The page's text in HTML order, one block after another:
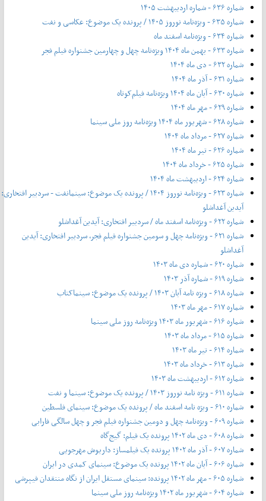
شماره ۶۳۶ - شماره اردیبهشت ۱۴۰۵
شماره ۶۳۵ - ویژه‌نامه نوروز ۱۴۰۵ / پرونده یک موضوع: عکاسی و نفت
شماره ۶۳۴ - ویژه‌نامه اسفند ماه
شماره ۶۳۳ - بهمن ماه ۱۴۰۴ ویژه‌نامه چهل‌ و‌ چهارمین جشنواره فیلم فجر
شماره ۶۳۲ - دی ماه ۱۴۰۴
شماره ۶۳۱ - آذر ماه ۱۴۰۴
شماره ۶۳۰ - آبان ماه ۱۴۰۴ ویژه‌نامه فیلم‌کوتاه
شماره ۶۲۹ - مهر ماه ۱۴۰۴
شماره ۶۲۸ - شهریور ماه ۱۴۰۴ ویژه‌نامه روز ملی سینما
شماره ۶۲۷ - مرداد ماه ۱۴۰۴
شماره ۶۲۶ - تیر ماه ۱۴۰۴
شماره ۶۲۵ - خرداد ماه ۱۴۰۴
شماره ۶۲۴ - اردیبهشت ماه ۱۴۰۴
شماره ۶۲۳ - ویژه‌نامه نوروز ۱۴۰۴ / پرونده یک موضوع: سینمانفت - سردبیر افتخاری:
آیدین آغداشلو
شماره ۶۲۲ - ویژه‌نامه اسفند ماه / سردبیر افتخاری: آیدین آغداشلو
شماره ۶۲۱ - ویژه‌نامه چهل‌ و‌ سومین جشنواره فیلم فجر، سردبیر افتخاری: آیدین
آغداشلو
شماره ۶۲۰ - شماره دی ماه ۱۴۰۳
شماره ۶۱۹ - شماره آذر ۱۴۰۳
شماره ۶۱۸ - ویژه نامه آبان ۱۴۰۳ / پرونده یک موضوع: سینماکتاب
شماره ۶۱۷ - مهر ماه ۱۴۰۳
شماره ۶۱۶ - شهریور ماه ۱۴۰۳ ویژه‌نامه روز ملی سینما
شماره ۶۱۵ - مرداد ماه ۱۴۰۳
شماره ۶۱۴ - تیر ماه ۱۴۰۳
شماره ۶۱۳ - خرداد ماه ۱۴۰۳
شماره ۶۱۲ - اردیبهشت ماه ۱۴۰۳
شماره ۶۱۱ - ویژه نامه نوروز ۱۴۰۳ / پرونده یک موضوع: سینما و نفت
شماره ۶۱۰ - ویژه نامه اسفند ماه / پرونده یک موضوع: سینمای فلسطین
شماره ۶۰۹ - ویژه‌نامه چهل و دومین جشنواره فیلم فجر و چهل سالگی فارابی
شماره ۶۰۸ - دی ماه ۱۴۰۲ پرونده یک فیلم: گیج‌گاه
شماره ۶۰۷ - آذر ماه ۱۴۰۲ پرونده یک فیلمساز: داریوش مهرجویی
شماره ۶۰۶ - آبان ماه ۱۴۰۲ پرونده یک موضوع: سینمای کمدی در ایران
شماره ۶۰۵ - مهر ماه ۱۴۰۲ پرونده: سینمای مستقل ایران از نگاه منتقدان فیپرشی
شماره ۶۰۴ - شهریور ماه ۱۴۰۲ ویژه‌نامه روز ملی سینما